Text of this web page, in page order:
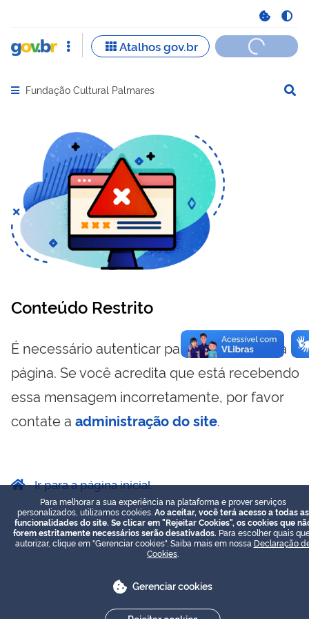
Abrir menu principal de navegação
Fundação Cultural Palmares
Conteúdo Restrito
É necessário autenticar para visualizar essa
página. Se você acredita que está recebendo
essa mensagem incorretamente, por favor
contate a administração do site.
Ir para a página inicial
Para melhorar a sua experiência na plataforma e prover serviços
personalizados, utilizamos cookies. Ao aceitar, você terá acesso a todas as
funcionalidades do site. Se clicar em "Rejeitar Cookies", os cookies que
forem estritamente necessários serão desativados. Para escolher quais
autorizar, clique em "Gerenciar cookies". Saiba mais em nossa Declaração
Cookies
Gerenciar cookies